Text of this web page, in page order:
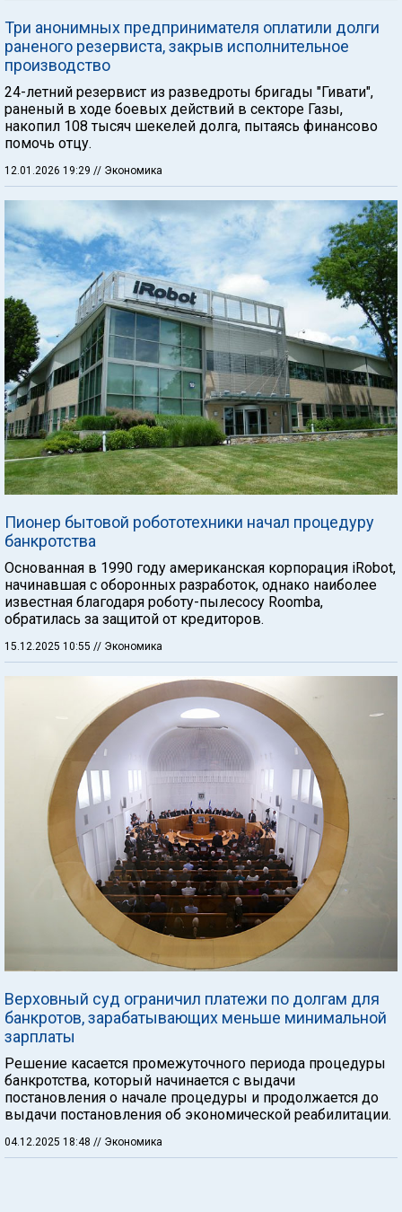
Три анонимных предпринимателя оплатили долги
раненого резервиста, закрыв исполнительное
производство
24-летний резервист из разведроты бригады "Гивати",
раненый в ходе боевых действий в секторе Газы,
накопил 108 тысяч шекелей долга, пытаясь финансово
помочь отцу.
12.01.2026 19:29 // Экономика
Пионер бытовой робототехники начал процедуру
банкротства
Основанная в 1990 году американская корпорация iRobot,
начинавшая с оборонных разработок, однако наиболее
известная благодаря роботу-пылесосу Roomba,
обратилась за защитой от кредиторов.
15.12.2025 10:55 // Экономика
Верховный суд ограничил платежи по долгам для
банкротов, зарабатывающих меньше минимальной
зарплаты
Решение касается промежуточного периода процедуры
банкротства, который начинается с выдачи
постановления о начале процедуры и продолжается до
выдачи постановления об экономической реабилитации.
04.12.2025 18:48 // Экономика